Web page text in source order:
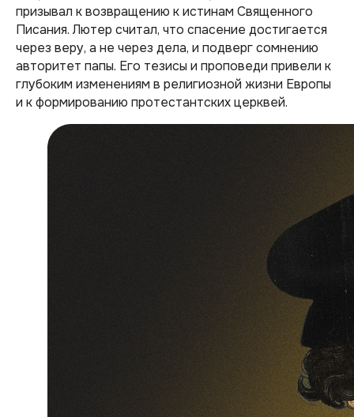
призывал к возвращению к истинам Священного
Писания. Лютер считал, что спасение достигается
через веру, а не через дела, и подверг сомнению
авторитет папы. Его тезисы и проповеди привели к
глубоким изменениям в религиозной жизни Европы
и к формированию протестантских церквей.